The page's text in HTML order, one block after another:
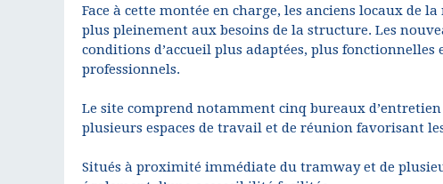
Face à cette montée en charge, les anciens locaux de
plus pleinement aux besoins de la structure. Les
conditions d’accueil plus adaptées, plus
professionnels.
Le site comprend notamment cinq bureaux
plusieurs espaces de travail et de réunion favorisant
Situés à proximité immédiate du tramway et de